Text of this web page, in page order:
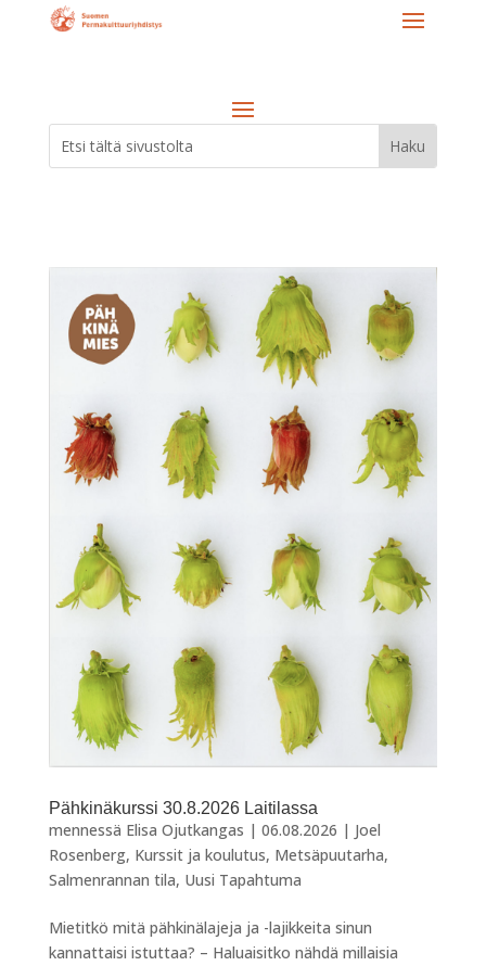
Pähkinäkurssi 30.8.2026 Laitilassa
mennessä Elisa Ojutkangas | 06.08.2026 | Joel
Rosenberg, Kurssit ja koulutus, Metsäpuutarha,
Salmenrannan tila, Uusi Tapahtuma
Mietitkö mitä pähkinälajeja ja -lajikkeita sinun
kannattaisi istuttaa? – Haluaisitko nähdä millaisia